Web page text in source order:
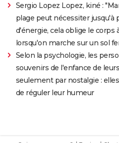
Sergio Lopez Lopez, kiné :
plage peut nécessiter jusqu'à
d'énergie, cela oblige le corps
lorsqu'on marche sur un sol
Selon la psychologie, les
souvenirs de l'enfance de
seulement par nostalgie :
de réguler leur humeur